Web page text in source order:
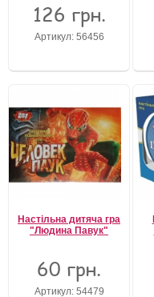
126 грн.
Артикул: 56456
Настільна дитяча гра
"Людина Павук"
60 грн.
Артикул: 54479